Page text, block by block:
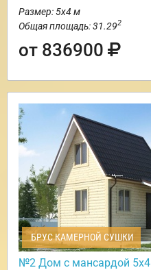
Размер: 5х4 м
Общая площадь: 31.292
от 836900
БРУС КАМЕРНОЙ СУШКИ
№2 Дом с мансардой 5х4